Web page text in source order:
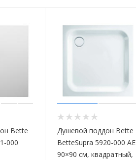
Bette
000
Душевой поддон Bette
BetteSupra 5920-000 AE
90×90 см, квадратный,